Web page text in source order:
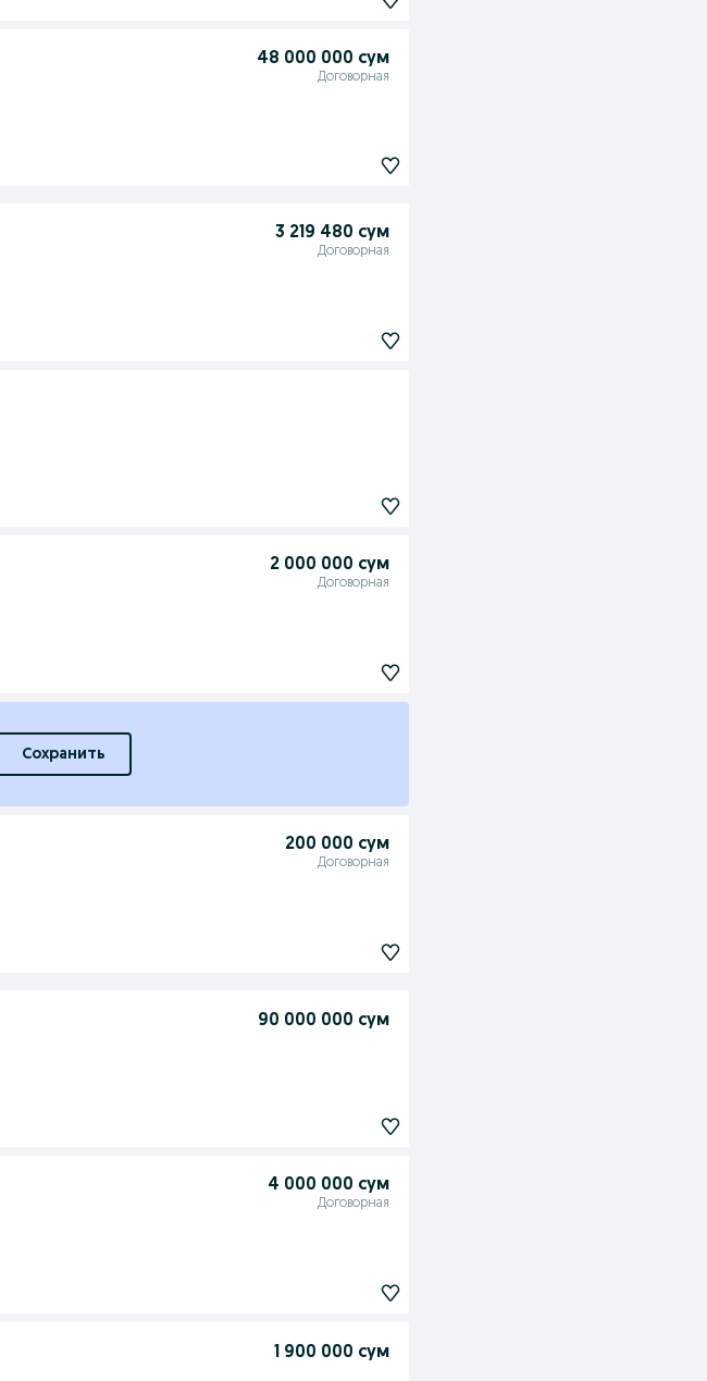
48 000 000 сум
Договорная
3 219 480 сум
Договорная
2 000 000 сум
Договорная
Сохранить
200 000 сум
Договорная
90 000 000 сум
4 000 000 сум
Договорная
1 900 000 сум